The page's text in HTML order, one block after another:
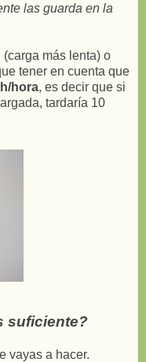
las guarda en la
más lenta) o
tener en cuenta que
hora, es decir que si
tardaría 10
suficiente?
vayas a hacer.